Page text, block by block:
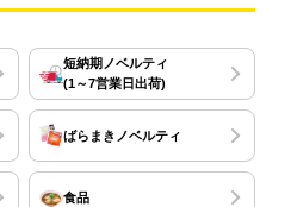
短納期ノベルティ
(1～7営業日出荷)
ばらまきノベルティ
食品